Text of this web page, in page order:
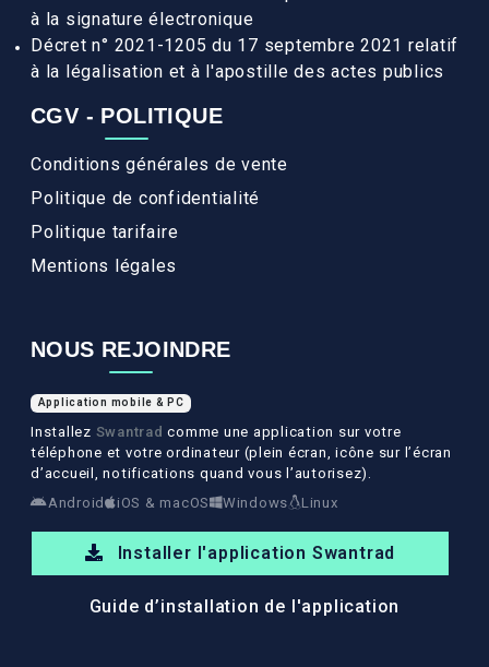
à la signature électronique
Décret n° 2021-1205 du 17 septembre 2021 relatif
à la légalisation et à l'apostille des actes publics
CGV - POLITIQUE
Conditions générales de vente
Politique de confidentialité
Politique tarifaire
Mentions légales
NOUS REJOINDRE
Application mobile & PC
Installez Swantrad comme une application sur votre
téléphone et votre ordinateur (plein écran, icône sur l’écran
d’accueil, notifications quand vous l’autorisez).
Android
iOS & macOS Windows Linux
Installer l'application Swantrad
Guide d’installation de l'application